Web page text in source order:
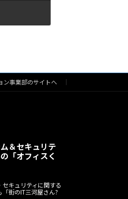
ン事業部のサイトへ
＆セキュリテ
「オフィスく
キュリティに関する
「街のIT三河屋さん?